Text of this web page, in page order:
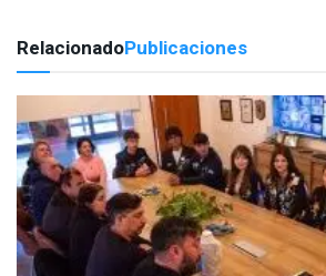
RelacionadoPublicaciones